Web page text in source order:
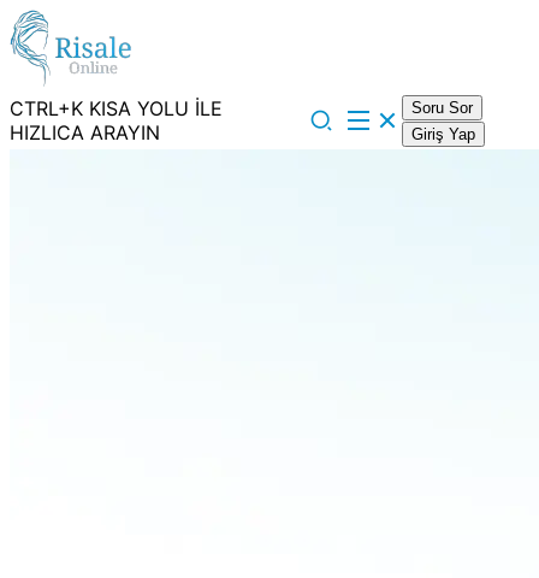
CTRL+K KISA YOLU İLE
HIZLICA ARAYIN
Soru Sor
Giriş Yap